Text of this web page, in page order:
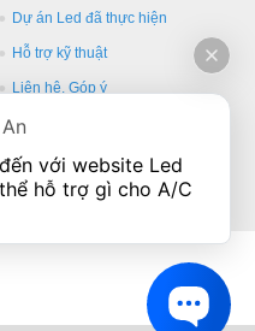
Dự án Led đã thực hiện
Hỗ trợ kỹ thuật
Liên hệ, Góp ý
với website Led
hỗ trợ gì cho A/C